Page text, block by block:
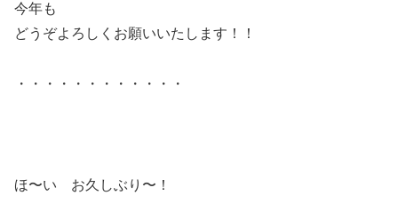
今年も
どうぞよろしくお願いいたします！！
・・・・・・・・・・・・
ほ〜い お久しぶり〜！